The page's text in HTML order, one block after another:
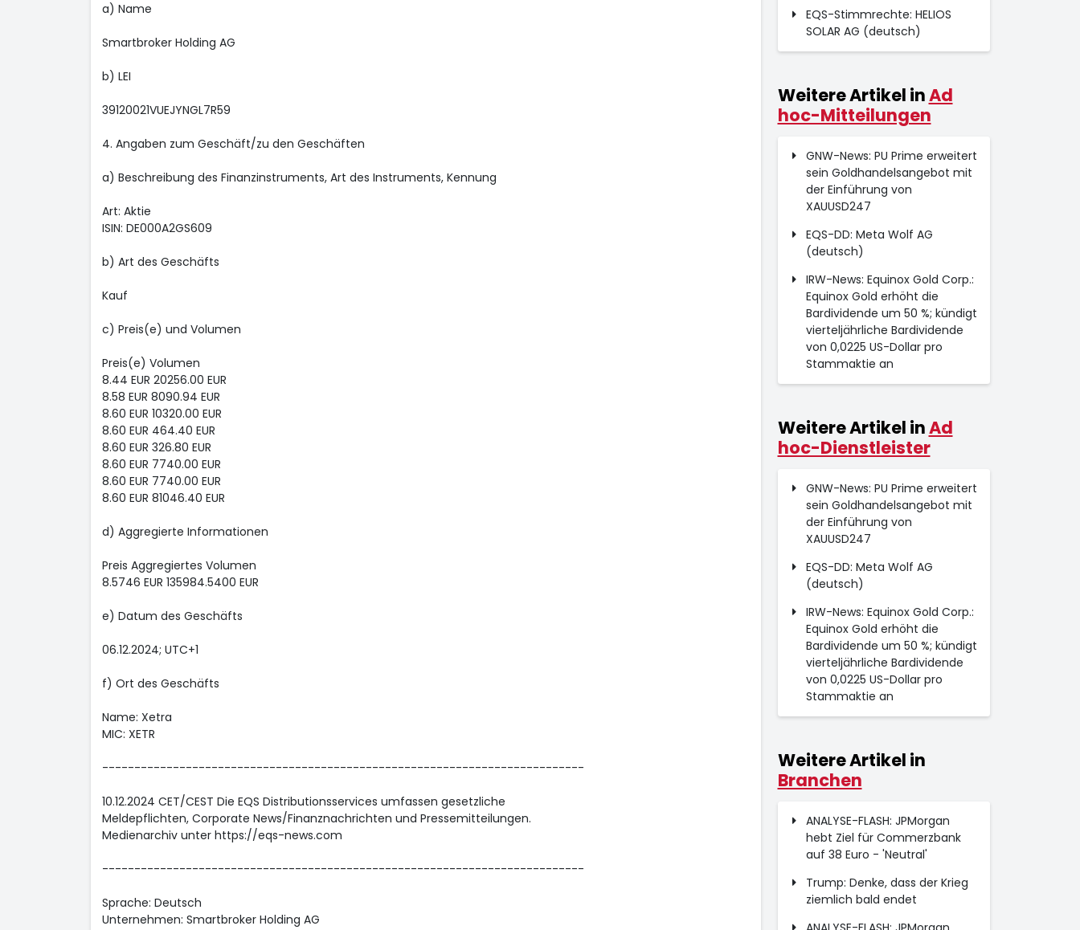
a) Name
Smartbroker Holding AG
b) LEI
39120021VUEJYNGL7R59
4. Angaben zum Geschäft/zu den Geschäften
a) Beschreibung des Finanzinstruments, Art des Instruments, Kennung
Art: Aktie
ISIN: DE000A2GS609
b) Art des Geschäfts
Kauf
c) Preis(e) und Volumen
Preis(e) Volumen
8.44 EUR 20256.00 EUR
8.58 EUR 8090.94 EUR
8.60 EUR 10320.00 EUR
8.60 EUR 464.40 EUR
8.60 EUR 326.80 EUR
8.60 EUR 7740.00 EUR
8.60 EUR 7740.00 EUR
8.60 EUR 81046.40 EUR
d) Aggregierte Informationen
Preis Aggregiertes Volumen
8.5746 EUR 135984.5400 EUR
e) Datum des Geschäfts
06.12.2024; UTC+1
f) Ort des Geschäfts
Name: Xetra
MIC: XETR
---------------------------------------------------------------------------
10.12.2024 CET/CEST Die EQS Distributionsservices umfassen gesetzliche
Meldepflichten, Corporate News/Finanznachrichten und Pressemitteilungen.
Medienarchiv unter https://eqs-news.com
---------------------------------------------------------------------------
Sprache: Deutsch
Unternehmen: Smartbroker Holding AG
EQS-Stimmrechte: HELIOS
SOLAR AG (deutsch)
Weitere Artikel inAd
hoc-Mitteilungen
GNW-News: PU Prime erweitert
sein Goldhandelsangebot mit
der Einführung von
XAUUSD247
EQS-DD: Meta Wolf AG
(deutsch)
IRW-News: Equinox Gold Corp.:
Equinox Gold erhöht die
Bardividende um 50 %; kündigt
vierteljährliche Bardividende
von 0,0225 US-Dollar pro
Stammaktie an
Weitere Artikel inAd
hoc-Dienstleister
GNW-News: PU Prime erweitert
sein Goldhandelsangebot mit
der Einführung von
XAUUSD247
EQS-DD: Meta Wolf AG
(deutsch)
IRW-News: Equinox Gold Corp.:
Equinox Gold erhöht die
Bardividende um 50 %; kündigt
vierteljährliche Bardividende
von 0,0225 US-Dollar pro
Stammaktie an
Weitere Artikel in
Branchen
ANALYSE-FLASH: JPMorgan
hebt Ziel für Commerzbank
auf 38 Euro - 'Neutral'
Trump: Denke, dass der Krieg
ziemlich bald endet